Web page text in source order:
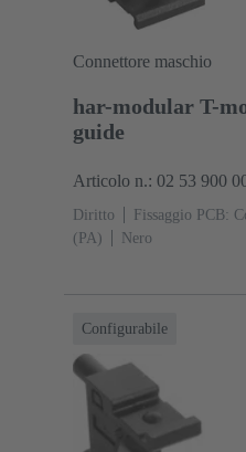
Connettore maschio
har-modular T-
guide
Articolo n.: 02 53 900
Diritto Fissaggio PCB:
(PA)
Nero
Configurabile